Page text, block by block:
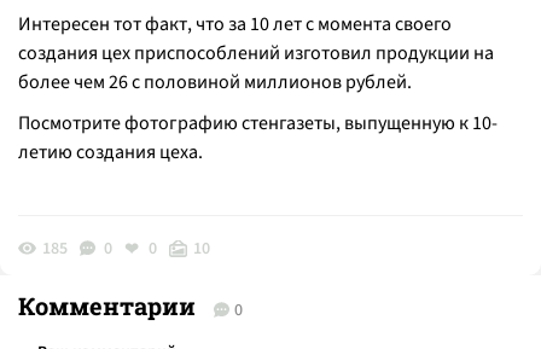
Интересен тот факт, что за 10 лет с момента своего
создания цех приспособлений изготовил продукции на
более чем 26 с половиной миллионов рублей.
Посмотрите фотографию стенгазеты, выпущенную к 10-
летию создания цеха.
185 0 0 10
Комментарии 0